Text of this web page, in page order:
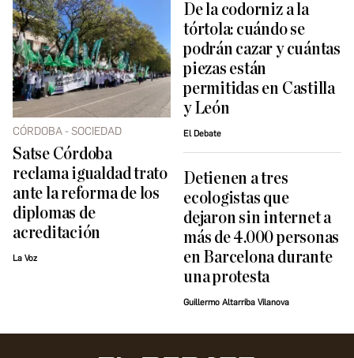
CÓRDOBA - SOCIEDAD
Satse Córdoba
reclama igualdad trato
ante la reforma de los
diplomas de
acreditación
La Voz
De la codorniz a la
tórtola: cuándo se
podrán cazar y cuántas
piezas están
permitidas en Castilla
y León
El Debate
Detienen a tres
ecologistas que
dejaron sin internet a
más de 4.000 personas
en Barcelona durante
una protesta
Guillermo Altarriba Vilanova